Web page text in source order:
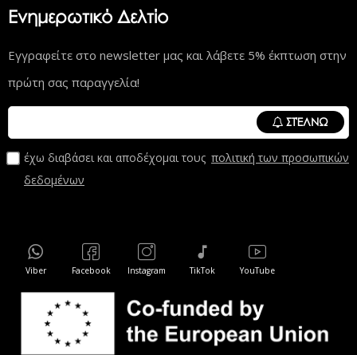
Ενημερωτικό Δελτίο
Εγγραφείτε στο newsletter μας και λάβετε 5% έκπτωση στην
πρώτη σας παραγγελία!
ΣΤΈΛΝΩ
έχω διαβάσει και αποδέχομαι τους πολιτική των προσωπικών
δεδομένων
Viber Facebook Instagram TikTok YouTube